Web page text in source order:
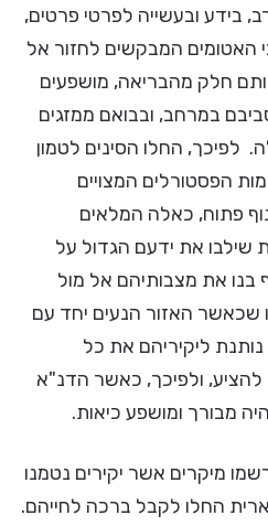
בידע ובעשייה לפרטי פרטים,
האטומים המבקשים לחזור אל
חלק מהבריאה, מושפעים
במרחב, ובבואם ממזגים
לפיכך, החלו הסינים לטמון
הפסטורלים המצויים
פתוח, כאלה המלאים
שילבו את ידעם הגדול על
בנו את מצבותיהם אל מול
שכאשר האזור הנעים יחד עם
ליקיריהם את כל
להציע, ולפיכך, כאשר הדנ"א
מבורך ומושפע כיאות.
מיקרים אשר יקירים נטמנו
החלו לקבל ברכה לחייהם.